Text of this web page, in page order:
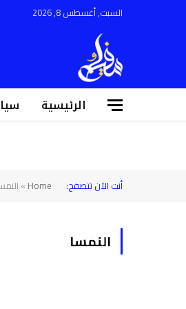
السبت, أغسطس 8, 2026
الرئيسية
أنت الآن تتصفح: Home
»
النمسا